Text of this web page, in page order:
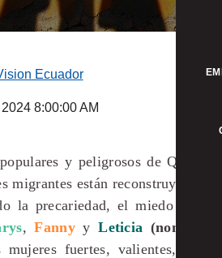
Ecuador
8:00:00 AM
y peligrosos de Quito,
migrantes están reconstruyendo
la precariedad, el miedo y el
,FannyyLeticia (nombre
mujeres fuertes, valientes, que